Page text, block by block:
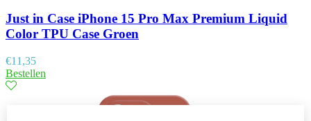
Just in Case iPhone 15 Pro Max Premium Liquid
Color TPU Case Groen
€11,35
Bestellen